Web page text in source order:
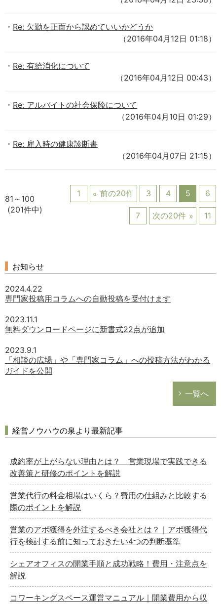
Re: 欠勤を正面から認めていいかどうか
（2016年04月12日 01:18）
Re: 有給消化について
（2016年04月12日 00:43）
Re: アルバイトの社会保険について
（2016年04月10日 01:29）
Re: 雇入時の健康診断書
（2016年04月07日 21:15）
81～100
(201件中)
1 前の20件 3 4 5 6
7 次の20件 11
お知らせ
2024.4.22
専門家投稿用コラムへの自動投稿を受付けます
2023.11.1
無料ダウンロードページに新書式22点が追加
2023.9.1
「相談の広場」や「専門家コラム」への投稿方法がわかる
ガイドを公開
一覧へ
経営ノウハウの泉より最新記事
成約率が上がらない理由とは？ 営業現場で実践できる
改善策と研修のポイントを解説
営業代行の料金相場はいくら？費用の仕組みと比較する
際のポイントを解説
営業のアポ獲得を外注するべき会社とは？｜アポ獲得代
行を検討する前に知っておきたい4つの判断基準
シェアオフィスの開業手順と成功戦略！費用・注意点を
解説
コワーキングスペース運営マニュアル｜開業費用から収